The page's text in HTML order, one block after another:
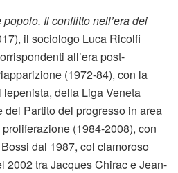
Il conflitto nell’era dei
il sociologo Luca Ricolfi
all’era post-
(1972-84), con la
della Liga Veneta
del Partito del progresso in area
(1984-2008), con
dal 1987, col clamoroso
2002 tra Jacques Chirac e Jean-